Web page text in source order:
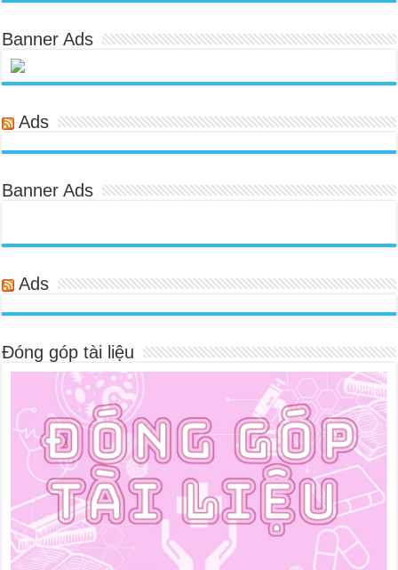
Banner Ads
Ads
Banner Ads
Ads
Đóng góp tài liệu